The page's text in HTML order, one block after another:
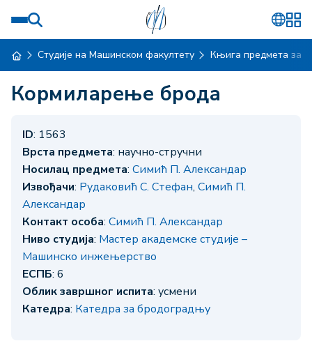
Студије на Машинском факултету Књига предмета за
Кормиларење брода
ID: 1563
Врста предмета: научно-стручни
Носилац предмета: Симић П. Александар
Извођачи: Рудаковић С. Стефан, Симић П.
Александар
Контакт особа: Симић П. Александар
Ниво студија: Мастер академске студије –
Машинско инжењерство
ЕСПБ: 6
Облик завршног испита: усмени
Катедра: Катедра за бродоградњу